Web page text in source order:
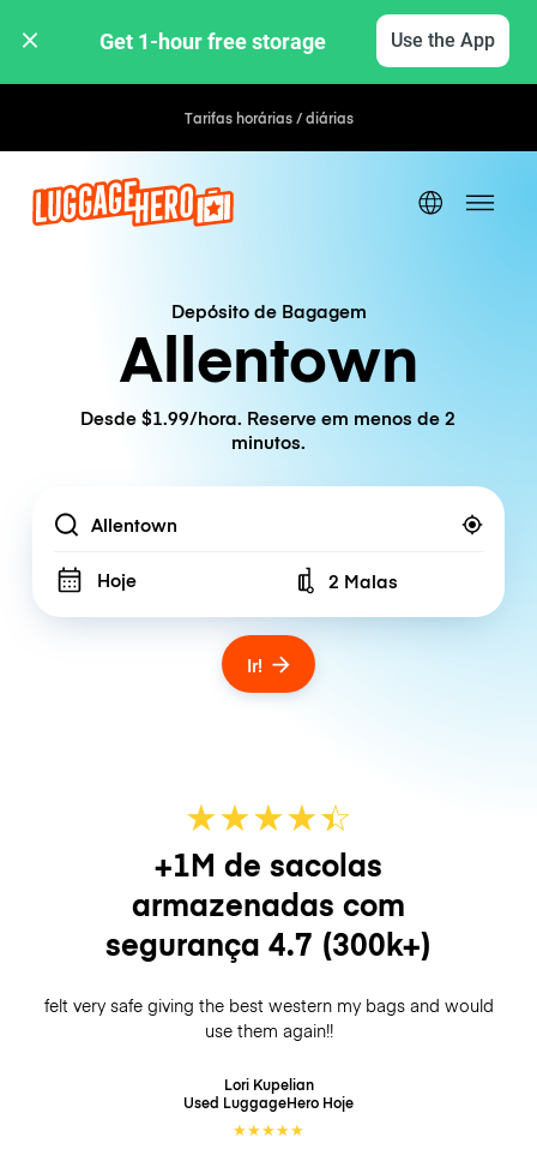
Get 1-hour free storage Use the App
Tarifas horárias / diárias
Depósito de Bagagem
Allentown
Desde $1.99/hora. Reserve em menos de 2
minutos.
Location
Hoje Number of bags
2 Malas
Ir!
★★★★☆
★
+1M de sacolas
armazenadas com
segurança 4.7 (300k+)
felt very safe giving the best western my bags and would
use them again!!
Lori Kupelian
Used LuggageHero Hoje
★★★★★